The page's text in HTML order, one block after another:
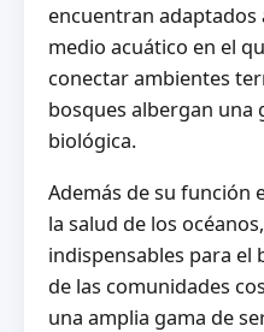
encuentran adaptados
medio acuático en el
conectar ambientes
bosques albergan una
biológica.
Además de su función
la salud de los
indispensables para el
de las comunidades
una amplia gama de